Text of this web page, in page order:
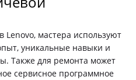
Lenovo, мастера используют
уникальные навыки и
Также для ремонта может
сервисное программное